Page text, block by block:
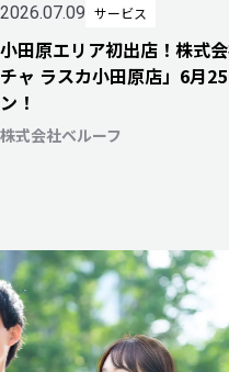
2026.07.09 サービス
小田原エリア初出店！株式
チャ ラスカ小田原店」6月
ン！
株式会社ベルーフ